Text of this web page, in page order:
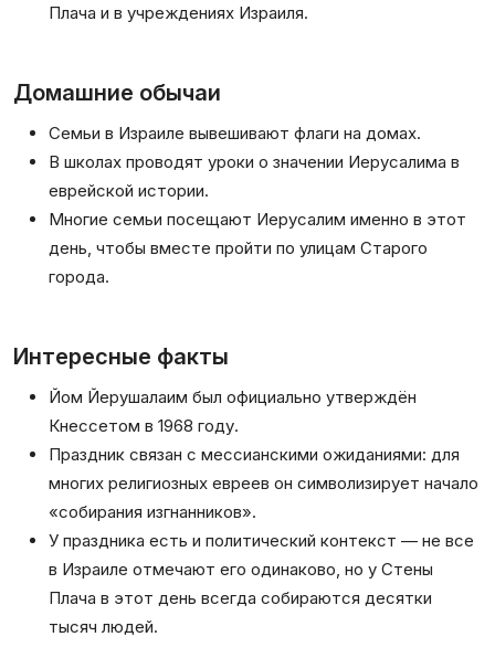
Плача и в учреждениях Израиля.
Домашние обычаи
Семьи в Израиле вывешивают флаги на домах.
В школах проводят уроки о значении Иерусалима в
еврейской истории.
Многие семьи посещают Иерусалим именно в этот
день, чтобы вместе пройти по улицам Старого
города.
Интересные факты
Йом Йерушалаим был официально утверждён
Кнессетом в 1968 году.
Праздник связан с мессианскими ожиданиями: для
многих религиозных евреев он символизирует начало
«собирания изгнанников».
У праздника есть и политический контекст — не все
в Израиле отмечают его одинаково, но у Стены
Плача в этот день всегда собираются десятки
тысяч людей.